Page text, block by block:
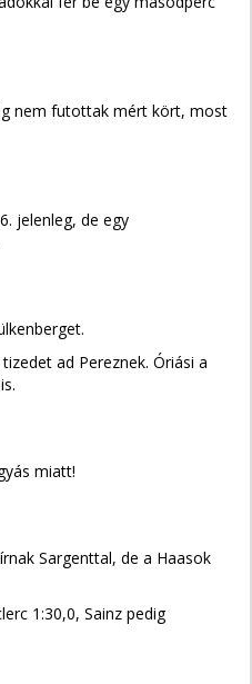
nem futottak mért kört, most
jelenleg, de egy
ad Pereznek. Óriási a
miatt!
Sargenttal, de a Haasok
1:30,0, Sainz pedig